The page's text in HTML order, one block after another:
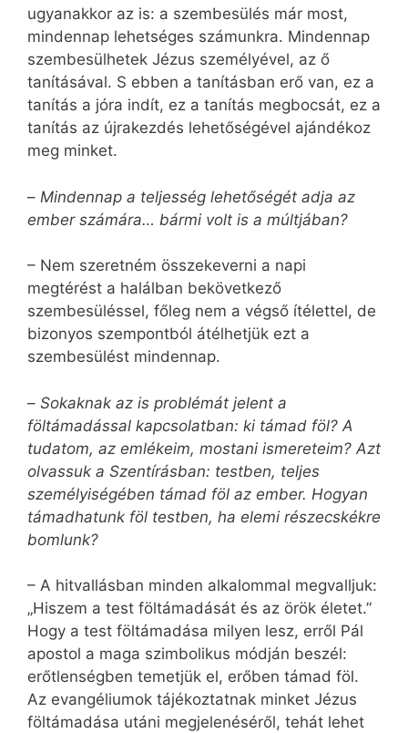
ugyanakkor az is: a szembesülés már most,
mindennap lehetséges számunkra. Mindennap
szembesülhetek Jézus személyével, az ő
tanításával. S ebben a tanításban erő van, ez a
tanítás a jóra indít, ez a tanítás megbocsát, ez a
tanítás az újrakezdés lehetőségével ajándékoz
meg minket.
– Mindennap a teljesség lehetőségét adja az
ember számára… bármi volt is a múltjában?
– Nem szeretném összekeverni a napi
megtérést a halálban bekövetkező
szembesüléssel, főleg nem a végső ítélettel, de
bizonyos szempontból átélhetjük ezt a
szembesülést mindennap.
– Sokaknak az is problémát jelent a
föltámadással kapcsolatban: ki támad föl? A
tudatom, az emlékeim, mostani ismereteim? Azt
olvassuk a Szentírásban: testben, teljes
személyiségében támad föl az ember. Hogyan
támadhatunk föl testben, ha elemi részecskékre
bomlunk?
– A hitvallásban minden alkalommal megvalljuk:
„Hiszem a test föltámadását és az örök életet.”
Hogy a test föltámadása milyen lesz, erről Pál
apostol a maga szimbolikus módján beszél:
erőtlenségben temetjük el, erőben támad föl.
Az evangéliumok tájékoztatnak minket Jézus
föltámadása utáni megjelenéséről, tehát lehet